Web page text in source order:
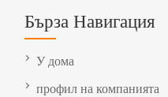
Бърза Навигация
У дома
профил на компанията